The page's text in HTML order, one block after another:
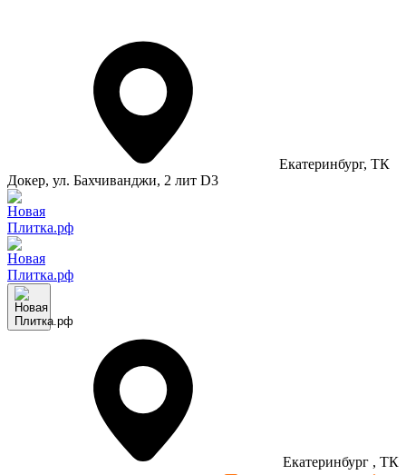
Екатеринбург, ТК
Докер, ул. Бахчиванджи, 2 лит D3
Екатеринбург , ТК